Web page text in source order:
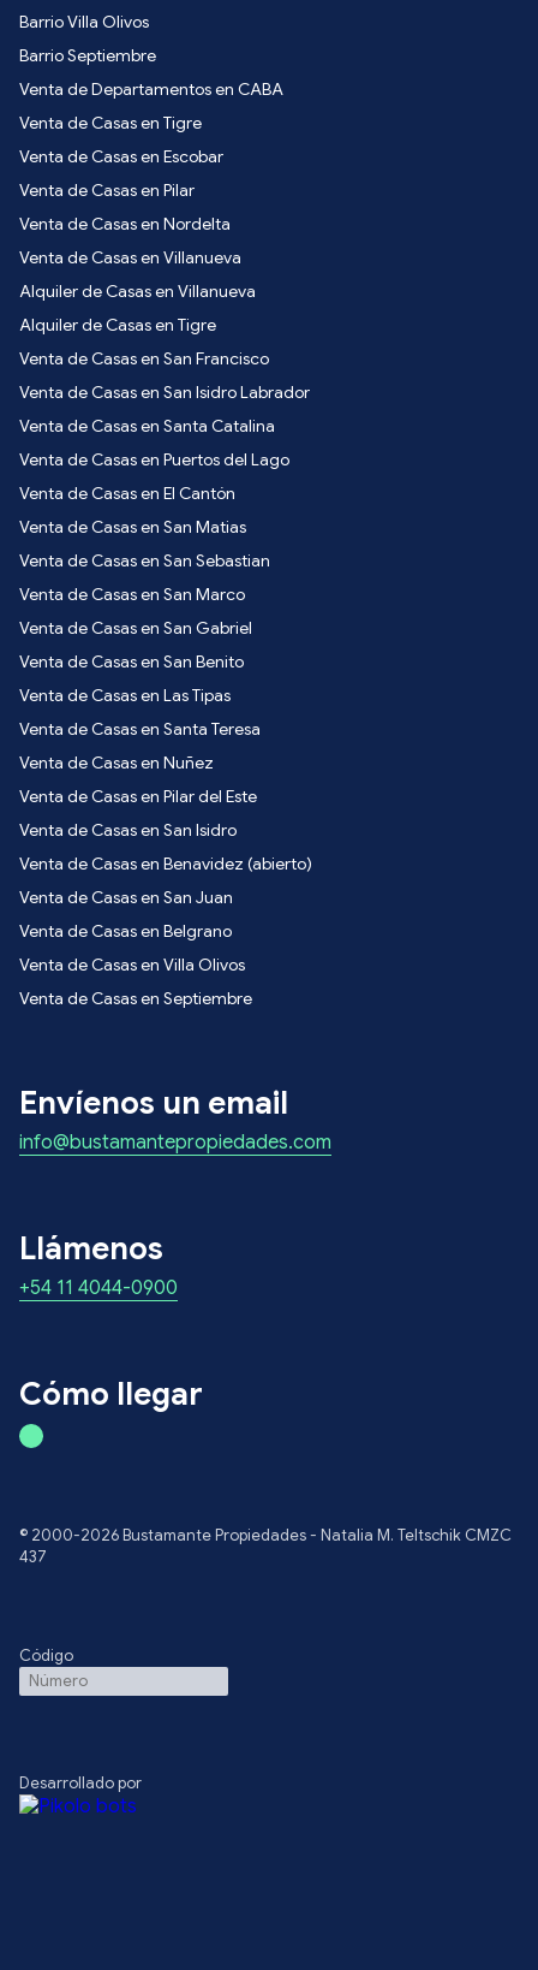
Barrio Villa Olivos
Barrio Septiembre
Venta de Departamentos en CABA
Venta de Casas en Tigre
Venta de Casas en Escobar
Venta de Casas en Pilar
Venta de Casas en Nordelta
Venta de Casas en Villanueva
Alquiler de Casas en Villanueva
Alquiler de Casas en Tigre
Venta de Casas en San Francisco
Venta de Casas en San Isidro Labrador
Venta de Casas en Santa Catalina
Venta de Casas en Puertos del Lago
Venta de Casas en El Cantón
Venta de Casas en San Matias
Venta de Casas en San Sebastian
Venta de Casas en San Marco
Venta de Casas en San Gabriel
Venta de Casas en San Benito
Venta de Casas en Las Tipas
Venta de Casas en Santa Teresa
Venta de Casas en Nuñez
Venta de Casas en Pilar del Este
Venta de Casas en San Isidro
Venta de Casas en Benavidez (abierto)
Venta de Casas en San Juan
Venta de Casas en Belgrano
Venta de Casas en Villa Olivos
Venta de Casas en Septiembre
Envíenos un email
info@bustamantepropiedades.com
Llámenos
+54 11 4044-0900
Cómo llegar
© 2000-2026 Bustamante Propiedades - Natalia M. Teltschik CMZC
437
Código
Desarrollado por